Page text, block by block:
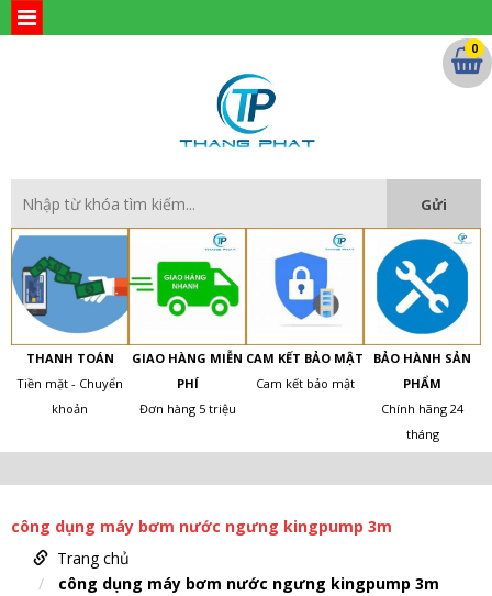
THANH TOÁN
Tiền mặt - Chuyển
khoản
GIAO HÀNG MIỄN
PHÍ
Đơn hàng 5 triệu
CAM KẾT BẢO MẬT
Cam kết bảo mật
BẢO HÀNH SẢN
PHẨM
Chính hãng 24
tháng
0
công dụng máy bơm nước ngưng kingpump 3m
Trang chủ
công dụng máy bơm nước ngưng kingpump 3m